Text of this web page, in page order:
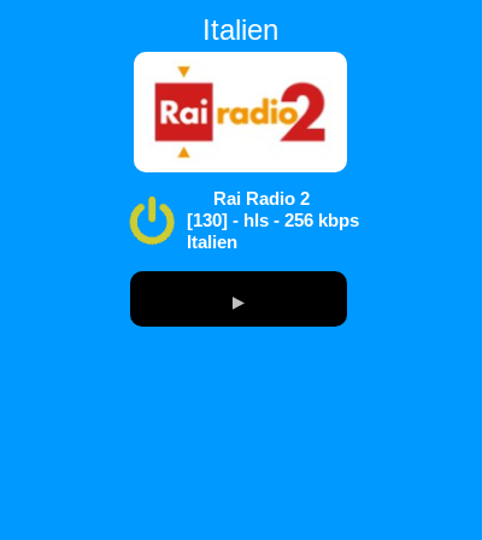
Italien
Rai Radio 2
[130] - hls - 256 kbps
Italien